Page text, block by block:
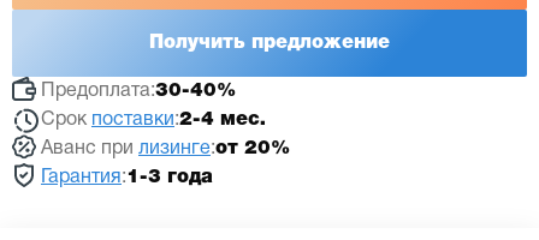
Получить предложение
Предоплата:30-40%
Срок поставки :2-4 мес.
Аванс при лизинге:от 20%
Гарантия :1-3 года